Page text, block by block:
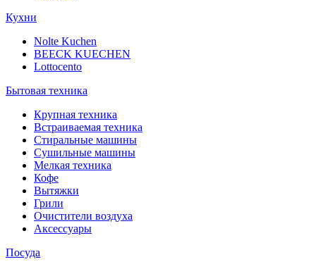
Кухни
Nolte Kuchen
BEECK KUECHEN
Lottocento
Бытовая техника
Крупная техника
Встраиваемая техника
Стиральные машины
Сушильные машины
Мелкая техника
Кофе
Вытяжки
Грили
Очистители воздуха
Аксессуары
Посуда